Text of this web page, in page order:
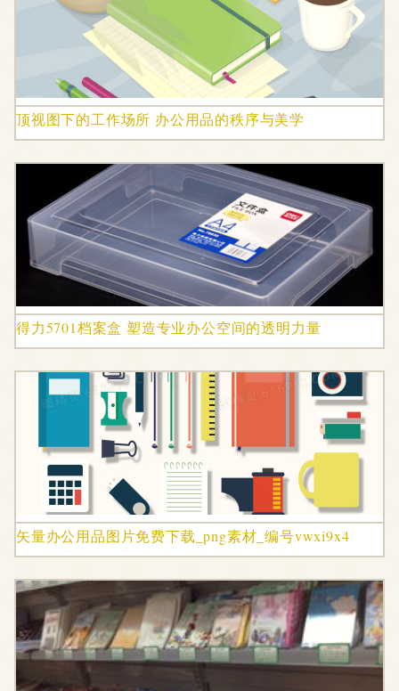
顶视图下的工作场所 办公用品的秩序与美学
得力5701档案盒 塑造专业办公空间的透明力量
矢量办公用品图片免费下载_png素材_编号vwxi9x4